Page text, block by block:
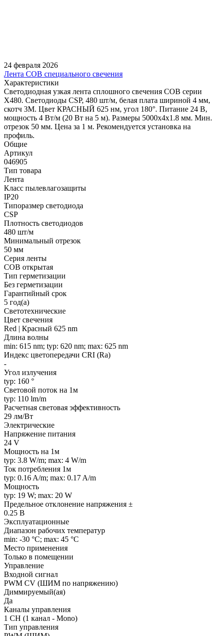
24 февраля 2026
Лента COB специального свечения
Характеристики
Светодиодная узкая лента сплошного свечения COB серии
X480. Светодиоды CSP, 480 шт/м, белая плата шириной 4 мм,
скотч 3M. Цвет КРАСНЫЙ 625 нм, угол 180°. Питание 24 В,
мощность 4 Вт/м (20 Вт на 5 м). Размеры 5000х4х1.8 мм. Мин.
отрезок 50 мм. Цена за 1 м. Рекомендуется установка на
профиль.
Общие
Артикул
046905
Тип товара
Лента
Класс пылевлагозащиты
IP20
Типоразмер светодиода
CSP
Плотность светодиодов
480 шт/м
Минимальный отрезок
50 мм
Серия ленты
COB открытая
Тип герметизации
Без герметизации
Гарантийный срок
5 год(а)
Светотехнические
Цвет свечения
Red | Красный 625 nm
Длина волны
min: 615 nm; typ: 620 nm; max: 625 nm
Индекс цветопередачи CRI (Ra)
-
Угол излучения
typ: 160 °
Световой поток на 1м
typ: 110 lm/m
Расчетная световая эффективность
29 лм/Вт
Электрические
Напряжение питания
24 V
Мощность на 1м
typ: 3.8 W/m; max: 4 W/m
Ток потребления 1м
typ: 0.16 A/m; max: 0.17 A/m
Мощность
typ: 19 W; max: 20 W
Предельное отклонение напряжения ±
0.25 В
Эксплуатационные
Диапазон рабочих температур
min: -30 °C; max: 45 °C
Место применения
Только в помещении
Управление
Входной сигнал
PWM СV (ШИМ по напряжению)
Диммируемый(ая)
Да
Каналы управления
1 CH (1 канал - Mono)
Тип управления